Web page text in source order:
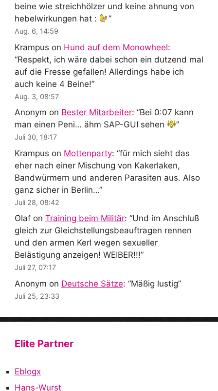
beine wie streichhölzer und keine ahnung von
hebelwirkungen hat :
”
Aug. 6, 14:59
Krampus on Hund auf dem Monowheel:
“Respekt, ich wäre dabei schon ein dutzend mal
auf die Fresse gefallen! Allerdings habe ich
auch keine 4 Beine!”
Aug. 3, 08:57
Anonym on Bester Mitarbeiter: “Bei 0:07 kann
man einen Peni… ähm SAP-GUI sehen
”
Juli 30, 18:17
Krampus on Mottenparty: “für mich sieht das
eher nach einer Mischung von Kakerlaken,
Bandwürmern und anderen Parasiten aus. Also
ganz sicher in Berlin…”
Juli 28, 08:42
Olaf on Training beim Militär: “Und im Anschluß
gleich zur Gleichstellungsbeauftragen rennen
und den armen Kerl wegen sexueller
Belästigung anzeigen! WEIBER!!!”
Juli 27, 07:17
Anonym on Deutsche Sätze: “Mäßig lustig”
Juli 25, 23:33
Elite Partner
Eblogx
Hans-Wurst